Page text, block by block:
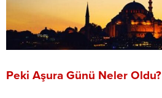
Peki Aşura Günü Neler Oldu?